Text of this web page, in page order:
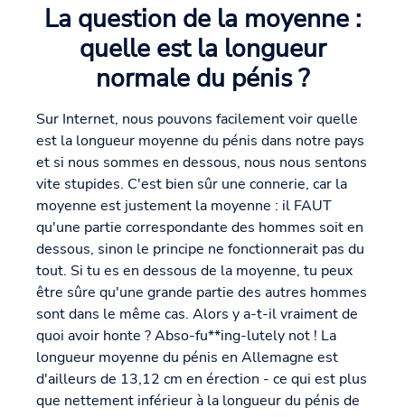
La question de la moyenne :
quelle est la longueur
normale du pénis ?
Sur Internet, nous pouvons facilement voir quelle
est la longueur moyenne du pénis dans notre pays
et si nous sommes en dessous, nous nous sentons
vite stupides. C'est bien sûr une connerie, car la
moyenne est justement la moyenne : il FAUT
qu'une partie correspondante des hommes soit en
dessous, sinon le principe ne fonctionnerait pas du
tout. Si tu es en dessous de la moyenne, tu peux
être sûre qu'une grande partie des autres hommes
sont dans le même cas. Alors y a-t-il vraiment de
quoi avoir honte ? Abso-fu**ing-lutely not ! La
longueur moyenne du pénis en Allemagne est
d'ailleurs de 13,12 cm en érection - ce qui est plus
que nettement inférieur à la longueur du pénis de